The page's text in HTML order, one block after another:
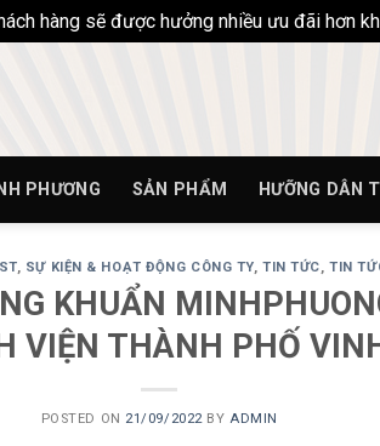
hàng sẽ được hưởng nhiều ưu đãi
PHƯƠNG SẢN PHẨM HƯỠNG DÂN
, SỰ KIỆN & HOẠT ĐỘNG CÔNG TY,TIN TỨC,TIN
KHUẨN
VIỆN THÀNH PHỐ
POSTED ON 21/09/2022 BY ADMIN